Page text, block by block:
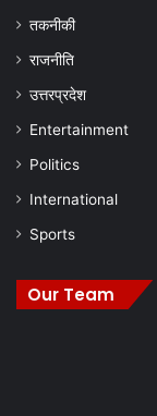
तकनीकी
राजनीति
उत्तरप्रदेश
Entertainment
Politics
International
Sports
Our Team